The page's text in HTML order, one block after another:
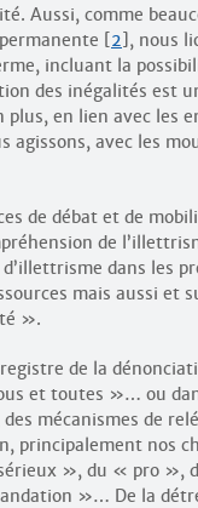
Aussi, comme
[2], nous
incluant la
des inégalités est
plus, en lien avec les
agissons, avec les
de débat et de
de
dans les
mais aussi
».
de la
et toutes »… ou
des mécanismes de
principalement nos
», du « pro »,
»… De la